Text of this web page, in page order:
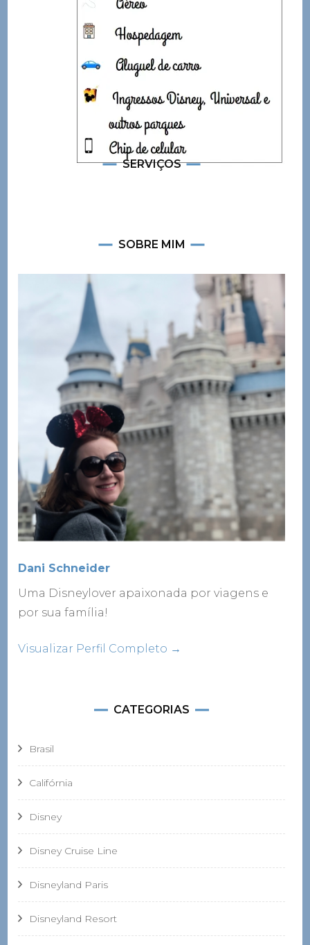
SERVIÇOS
SOBRE MIM
Dani Schneider
Uma Disneylover apaixonada por viagens e
por sua família!
Visualizar Perfil Completo →
CATEGORIAS
Brasil
Califórnia
Disney
Disney Cruise Line
Disneyland Paris
Disneyland Resort